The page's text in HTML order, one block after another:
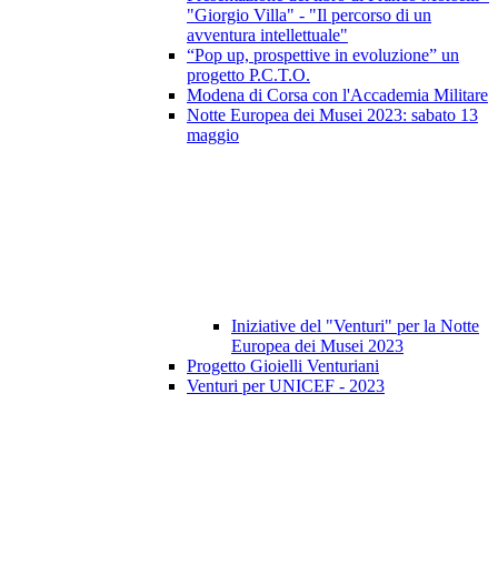
"Giorgio Villa" - "Il percorso di un
avventura intellettuale"
“Pop up, prospettive in evoluzione” un
progetto P.C.T.O.
Modena di Corsa con l'Accademia Militare
Notte Europea dei Musei 2023: sabato 13
maggio
Iniziative del "Venturi" per la Notte
Europea dei Musei 2023
Progetto Gioielli Venturiani
Venturi per UNICEF - 2023